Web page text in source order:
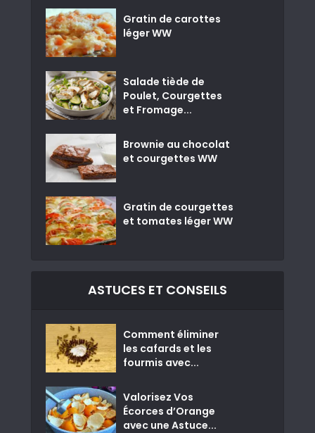
Gratin de carottes
léger WW
Salade tiède de
Poulet, Courgettes
et Fromage...
Brownie au chocolat
et courgettes WW
Gratin de courgettes
et tomates léger WW
ASTUCES ET CONSEILS
Comment éliminer
les cafards et les
fourmis avec...
Valorisez Vos
Écorces d’Orange
avec une Astuce...